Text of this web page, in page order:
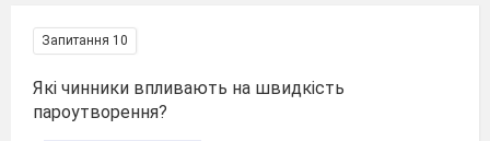
Запитання 10
Які чинники впливають на швидкість
пароутворення?